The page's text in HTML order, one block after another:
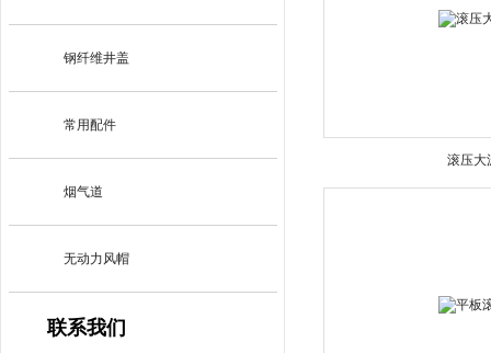
钢纤维井盖
常用配件
烟气道
无动力风帽
联系我们
滚压大